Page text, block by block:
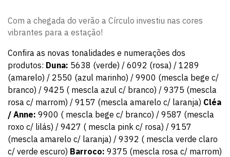
Com a chegada do verão a Círculo investiu nas cores
vibrantes para a estação!
Confira as novas tonalidades e numerações dos
produtos: Duna: 5638 (verde) / 6092 (rosa) / 1289
(amarelo) / 2550 (azul marinho) / 9900 (mescla bege c/
branco) / 9425 ( mescla azul c/ branco) / 9375 (mescla
rosa c/ marrom) / 9157 (mescla amarelo c/ laranja) Cléa
/ Anne: 9900 ( mescla bege c/ branco) / 9587 (mescla
roxo c/ lilás) / 9427 ( mescla pink c/ rosa) / 9157
(mescla amarelo c/ laranja) / 9392 ( mescla verde claro
c/ verde escuro) Barroco: 9375 (mescla rosa c/ marrom)